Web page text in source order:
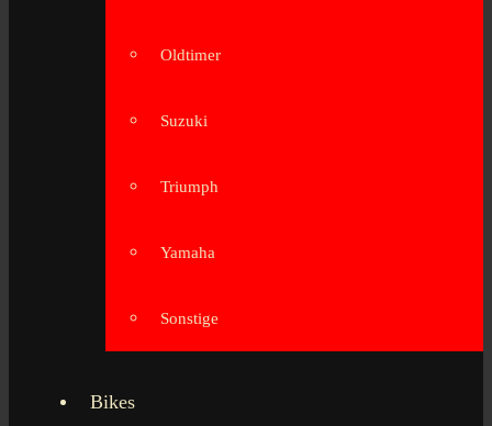
Oldtimer
Suzuki
Triumph
Yamaha
Sonstige
Bikes